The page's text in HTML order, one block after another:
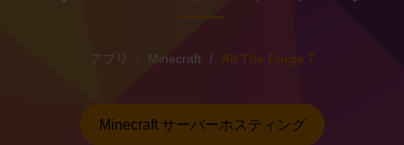
アプリ Minecraft All The Forge 7
Minecraft サーバーホスティング